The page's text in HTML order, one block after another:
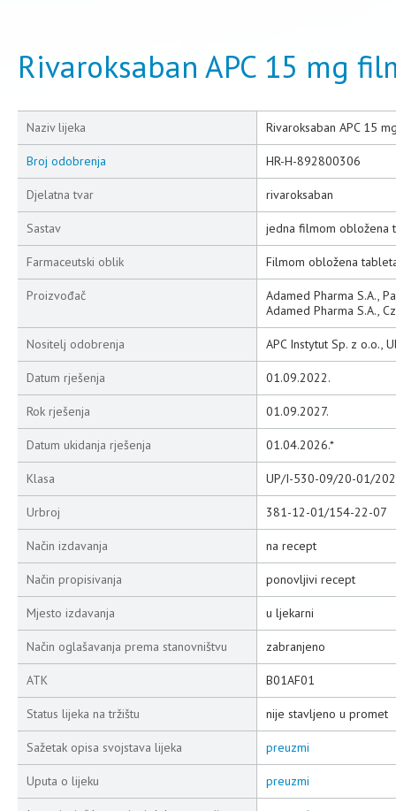
Rivaroksaban APC 15 mg
Naziv lijeka Rivaroksaban APC 15
Broj odobrenja HR-H-892800306
Djelatna tvar rivaroksaban
Sastav jedna filmom obložena
Farmaceutski oblik Filmom obložena
Proizvođač
Adamed Pharma S.A.,
Adamed Pharma S.A.,
Nositelj odobrenja APC Instytut Sp. z o.o.,
Datum rješenja 01.09.2022.
Rok rješenja 01.09.2027.
Datum ukidanja rješenja 01.04.2026.*
Klasa UP/I-530-09/20-01/202
Urbroj 381-12-01/154-22-07
Način izdavanja na recept
Način propisivanja ponovljivi recept
Mjesto izdavanja u ljekarni
Način oglašavanja prema stanovništvu zabranjeno
ATK B01AF01
Status lijeka na tržištu nije stavljeno u promet
Sažetak opisa svojstava lijeka preuzmi
Uputa o lijeku preuzmi